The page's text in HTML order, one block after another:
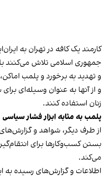
کارمند یک کافه در تهران به
جمهوری اسلامی تلاش می‌کنند
و تهدید به برخورد و پلمب
و از آنها به عنوان وسیله‌ای
زنان استفاده کنند.
پلمب به مثابه ابزار فشار سیاسی
از طرف دیگر، شواهد و
بستن کسب‌وکارها برای
می‌کند.
اطلاعات و گزارش‌های رسیده به